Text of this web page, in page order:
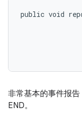
public void
非常基本的事件报
END。